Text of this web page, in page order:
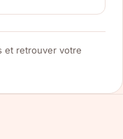
et retrouver votre